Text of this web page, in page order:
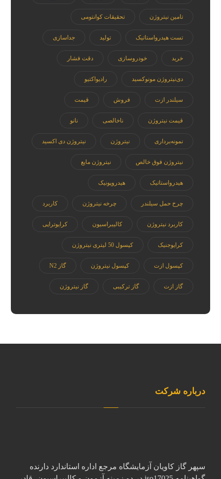
تامین نیتروژن تحقیقات کوانتومی
تست هیدرواستاتیک تولید جداسازی
خرید خودروسازی دقت فشار
دی‌نیتروژن مونوکسید رادیواکتیو
سیلندر ازت فروش قیمت
قیمت نیتروژن ناخالصی نانو
نمونه‌برداری نیتروژن نیتروژن دی اکسید
نیتروژن فوق خالص نیتروژن مایع
هیدرواستاتیک هیدروپونیک
چرخ حمل سیلندر چرخه نیتروژن کاربرد
کاربرد نیتروژن کالیبراسیون کرایوتراپی
کرایوجنیک کپسول 50 لیتری نیتروژن
کپسول ازت کپسول نیتروژن گاز N2
گاز ازت گاز ترکیبی گاز نیتروژن
درباره شرکت
سپهر گاز کاویان آزمایشگاه مرجع اداره استاندارد دارنده